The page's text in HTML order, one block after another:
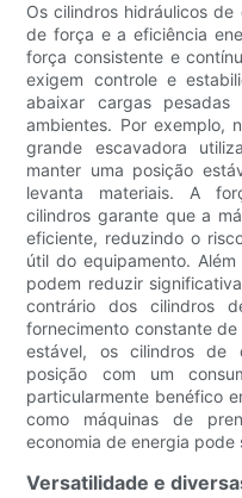
Os cilindros hidráulicos
de força e a eficiência
força consistente e
exigem controle e
abaixar cargas
ambientes. Por exemplo,
grande escavadora
manter uma posição
levanta materiais. A
cilindros garante que a
eficiente, reduzindo o
útil do equipamento.
podem reduzir
contrário dos cilindros
fornecimento constante
estável, os cilindros de
posição com um
particularmente benéfico
como máquinas de
economia de energia pode
Versatilidade e